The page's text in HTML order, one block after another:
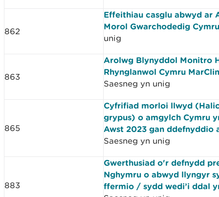
862
Effeithiau casglu abwyd ar
Morol Gwarchodedig Cymru
unig
863
Arolwg Blynyddol Monitro
Rhynglanwol Cymru
Saesneg yn unig
865
Cyfrifiad morloi llwyd
grypus) o amgylch Cymru
Awst 2023 gan ddefnyddio
Saesneg yn unig
883
Gwerthusiad o'r defnydd
Nghymru o abwyd llyngyr
ffermio / sydd wedi’i ddal